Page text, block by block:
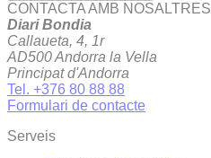
CONTACTA AMB NOSALTRES
Diari Bondia
Callaueta, 4, 1r
AD500 Andorra la Vella
Principat d'Andorra
Tel. +376 80 88 88
Formulari de contacte
Serveis